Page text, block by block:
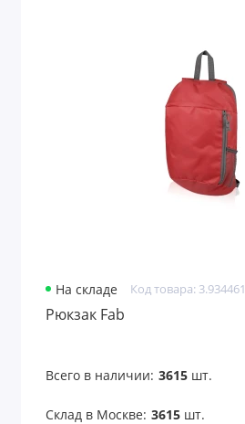
На складе Код товара: 3.934461
Рюкзак Fab
Всего в наличии: 3615шт.
Склад в Москве: 3615шт.